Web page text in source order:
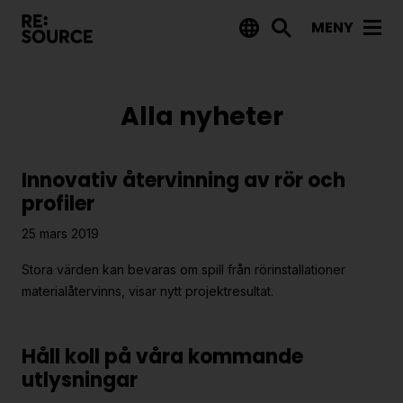
MENY
Tips på utlysningar
Projektdatabas
Rapporter från RE:Source
Finansiering
Alla nyheter
Innovativ återvinning av rör och
profiler
25 mars 2019
Stora värden kan bevaras om spill från rörinstallationer
materialåtervinns, visar nytt projektresultat.
Håll koll på våra kommande
utlysningar